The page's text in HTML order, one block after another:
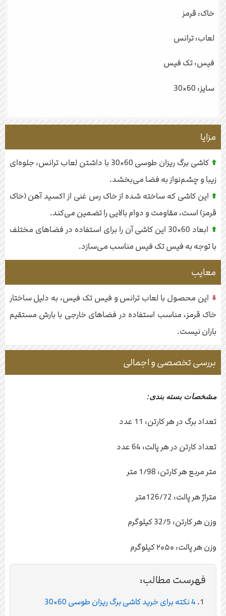
خاک: قرمز
لعاب: ترانس
فیس: تک فیس
سایز: 60×30
مزایا
کاشی برگ ریزان طوسی 60×30 با داشتن لعاب ترانس، جلوه‌ای
زیبا و چشم‌نواز به فضا می‌بخشد.
این کاشی که ساخته شده از خاک رس غنی از اکسید آهن (خاک
قرمز) است، مقاومت و دوام بالایی را تضمین می‌کند.
ابعاد 60×30 این کاشی آن را برای استفاده در فضاهای مختلف
با توجه به فیس تک فیس مناسب می‌سازد.
معایب
این محصول با لعاب ترانس و فیس تک فیس، به دلیل ساختار
خاک قرمز، مناسب استفاده در فضاهای خارجی با بارش مستقیم
باران نیست.
بررسی تخصصی و اجمالی
مشخصات بسته بندی:
تعداد برگ در هر کارتن: 11 عدد
تعداد کارتن در هر پالت: 64 عدد
متر مربع هر کارتن: 1/98 متر
متراژ هر پالت: 126/72متر
وزن هر کارتن: 32/5 کیلوگرم
وزن هر پالت: ۲۰۵۰ کیلوگرم
فهرست مطالب:
4 نکته برای خرید کاشی برگ ریزان طوسی 60×30